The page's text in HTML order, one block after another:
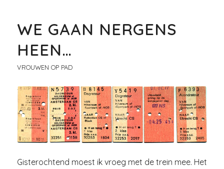
WE GAAN NERGENS
HEEN…
VROUWEN OP PAD
Gisterochtend moest ik vroeg met de trein mee. Het